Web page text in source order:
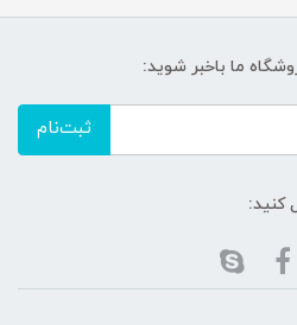
ما باخبر شوید:
ثبت‌نام
کنید: